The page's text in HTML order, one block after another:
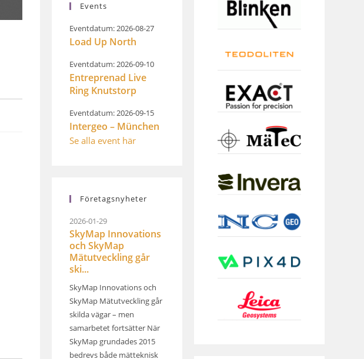
Events
Eventdatum: 2026-08-27
Load Up North
Eventdatum: 2026-09-10
Entreprenad Live
Ring Knutstorp
Eventdatum: 2026-09-15
Intergeo – München
Se alla event här
Företagsnyheter
2026-01-29
SkyMap Innovations
och SkyMap
Mätutveckling går
ski...
SkyMap Innovations och
SkyMap Mätutveckling går
skilda vägar – men
samarbetet fortsätter När
SkyMap grundades 2015
bedrevs både mätteknisk